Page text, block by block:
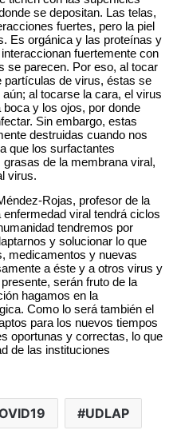
se depositan. Las telas,
fuertes, pero la piel
Es orgánica y las proteínas y
fuertemente con
se parecen. Por eso, al tocar
partículas de virus, éstas se
al tocarse la cara, el virus
y los ojos, por donde
Sin embargo, estas
destruidas cuando nos
que los surfactantes
de la membrana viral,
virus.
Rojas, profesor de la
viral tendrá ciclos
tendremos por
y solucionar lo que
medicamentos y nuevas
a éste y a otros virus y
serán fruto de la
hagamos en la
Como lo será también el
para los nuevos tiempos
oportunas y correctas, lo que
de las instituciones
UDLAP